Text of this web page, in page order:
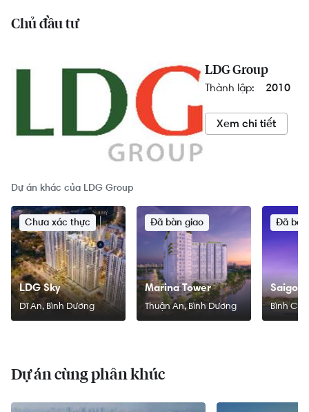
Chủ đầu tư
LDG Group
Thành lập: 2010
Xem chi tiết
Dự án khác của LDG Group
Chưa xác thực
LDG Sky
Dĩ An, Bình Dương
Đã bàn giao
Marina Tower
Thuận An, Bình Dương
Saigon
Bình
Dự án cùng phân khúc